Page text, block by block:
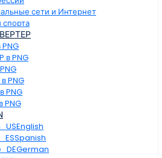
сети и Интернет
в PNG
в PNG
PNG
PNG
English
Spanish
German